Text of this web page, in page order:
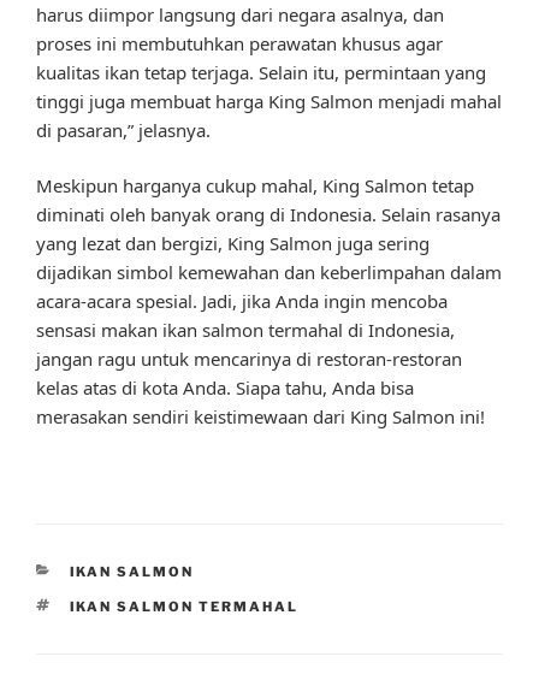
harus diimpor langsung dari negara asalnya, dan
proses ini membutuhkan perawatan khusus agar
kualitas ikan tetap terjaga. Selain itu, permintaan yang
tinggi juga membuat harga King Salmon menjadi mahal
di pasaran,” jelasnya.
Meskipun harganya cukup mahal, King Salmon tetap
diminati oleh banyak orang di Indonesia. Selain rasanya
yang lezat dan bergizi, King Salmon juga sering
dijadikan simbol kemewahan dan keberlimpahan dalam
acara-acara spesial. Jadi, jika Anda ingin mencoba
sensasi makan ikan salmon termahal di Indonesia,
jangan ragu untuk mencarinya di restoran-restoran
kelas atas di kota Anda. Siapa tahu, Anda bisa
merasakan sendiri keistimewaan dari King Salmon ini!
CATEGORIES
IKAN SALMON
TAGS
IKAN SALMON TERMAHAL